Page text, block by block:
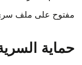
مفتوح على ملف
حماية